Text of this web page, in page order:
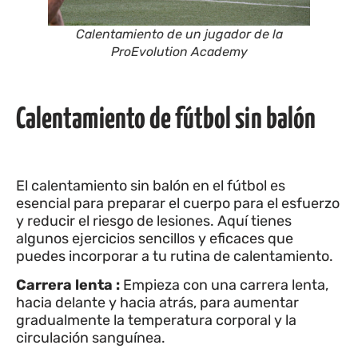
Calentamiento de un jugador de la
ProEvolution Academy
Calentamiento de fútbol sin balón
El calentamiento sin balón en el fútbol es
esencial para preparar el cuerpo para el esfuerzo
y reducir el riesgo de lesiones. Aquí tienes
algunos ejercicios sencillos y eficaces que
puedes incorporar a tu rutina de calentamiento.
Carrera lenta : Empieza con una carrera lenta,
hacia delante y hacia atrás, para aumentar
gradualmente la temperatura corporal y la
circulación sanguínea.